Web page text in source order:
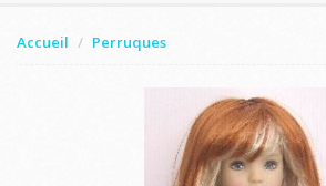
Accueil Perruques